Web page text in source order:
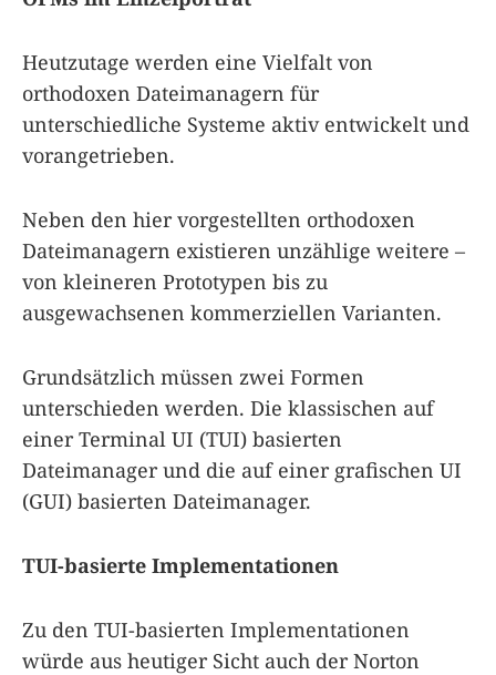
Heutzutage werden eine Vielfalt von
orthodoxen Dateimanagern für
unterschiedliche Systeme aktiv entwickelt und
vorangetrieben.
Neben den hier vorgestellten orthodoxen
Dateimanagern existieren unzählige weitere –
von kleineren Prototypen bis zu
ausgewachsenen kommerziellen Varianten.
Grundsätzlich müssen zwei Formen
unterschieden werden. Die klassischen auf
einer Terminal UI (TUI) basierten
Dateimanager und die auf einer grafischen UI
(GUI) basierten Dateimanager.
TUI-basierte Implementationen
Zu den TUI-basierten Implementationen
würde aus heutiger Sicht auch der Norton